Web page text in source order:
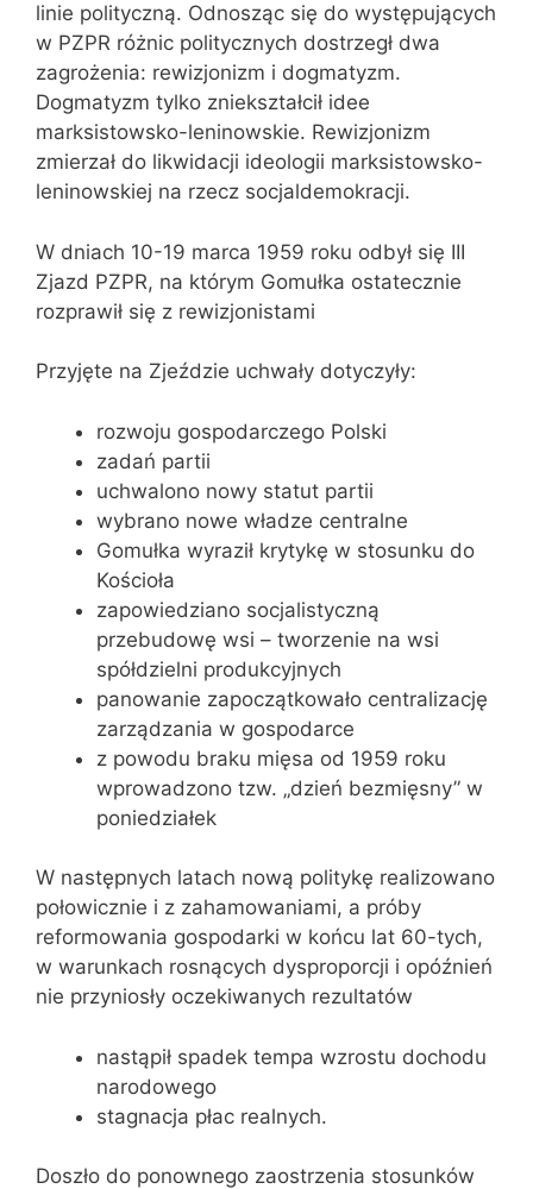
linie polityczną. Odnosząc się do występujących
w PZPR różnic politycznych dostrzegł dwa
zagrożenia: rewizjonizm i dogmatyzm.
Dogmatyzm tylko zniekształcił idee
marksistowsko-leninowskie. Rewizjonizm
zmierzał do likwidacji ideologii marksistowsko-
leninowskiej na rzecz socjaldemokracji.
W dniach 10-19 marca 1959 roku odbył się III
Zjazd PZPR, na którym Gomułka ostatecznie
rozprawił się z rewizjonistami
Przyjęte na Zjeździe uchwały dotyczyły:
rozwoju gospodarczego Polski
zadań partii
uchwalono nowy statut partii
wybrano nowe władze centralne
Gomułka wyraził krytykę w stosunku do
Kościoła
zapowiedziano socjalistyczną
przebudowę wsi – tworzenie na wsi
spółdzielni produkcyjnych
panowanie zapoczątkowało centralizację
zarządzania w gospodarce
z powodu braku mięsa od 1959 roku
wprowadzono tzw. „dzień bezmięsny” w
poniedziałek
W następnych latach nową politykę realizowano
połowicznie i z zahamowaniami, a próby
reformowania gospodarki w końcu lat 60-tych,
w warunkach rosnących dysproporcji i opóźnień
nie przyniosły oczekiwanych rezultatów
nastąpił spadek tempa wzrostu dochodu
narodowego
stagnacja płac realnych.
Doszło do ponownego zaostrzenia stosunków